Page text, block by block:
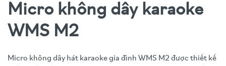
Micro không dây karaoke
WMS M2
Micro không dây hát karaoke gia đình WMS M2 được thiết kế